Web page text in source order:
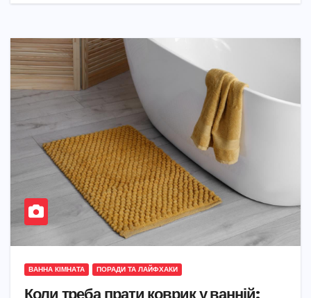
ВАННА КІМНАТА ПОРАДИ ТА ЛАЙФХАКИ
Коли треба прати коврик у ванній: